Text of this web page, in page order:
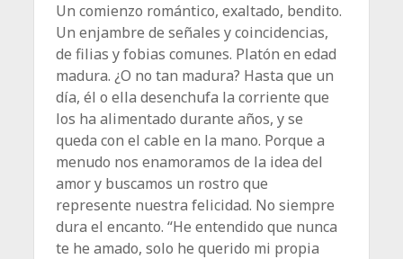
Un comienzo romántico, exaltado, bendito.
Un enjambre de señales y coincidencias,
de filias y fobias comunes. Platón en edad
madura. ¿O no tan madura? Hasta que un
día, él o ella desenchufa la corriente que
los ha alimentado durante años, y se
queda con el cable en la mano. Porque a
menudo nos enamoramos de la idea del
amor y buscamos un rostro que
represente nuestra felicidad. No siempre
dura el encanto. “He entendido que nunca
te he amado, solo he querido mi propia